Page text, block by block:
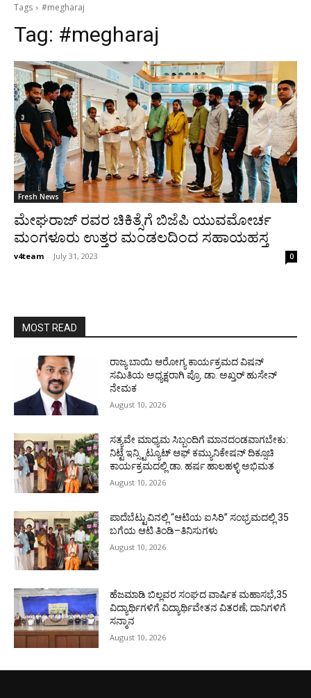
Tags #megharaj
Tag: #megharaj
Fresh News
ಮೇಘರಾಜ್ ರವರ ಚಿಕಿತ್ಸೆಗೆ ಬಿಜೆಪಿ ಯುವಮೋರ್ಚ
ಮಂಗಳೂರು ಉತ್ತರ ಮಂಡಲದಿಂದ ಸಹಾಯಹಸ್ತ
v4team - July 31, 2023 0
MOST READ
ರಾಜ್ಯ ಬಾಯಿ ಆರೋಗ್ಯ ಕಾರ್ಯಕ್ರಮದ ವಿಷನ್
ಸಮಿತಿಯ ಅಧ್ಯಕ್ಷರಾಗಿ ಪ್ರೊ. ಡಾ. ಅಖ್ತರ್ ಹುಸೇನ್
ನೇಮಕ
August 10, 2026
ಸತ್ಯವೇ ಮಾಧ್ಯಮ ಸಿಬ್ಬಂದಿಗೆ ಮಾನದಂಡವಾಗಬೇಕು:
ನಿಟ್ಟೆ ಇನ್ಸ್ಟಿಟ್ಯೂಟ್ ಆಫ್ ಕಮ್ಯುನಿಕೇಷನ್ ದಿಕ್ಸೂಚಿ
ಕಾರ್ಯಕ್ರಮದಲ್ಲಿ ಡಾ. ಹರ್ಷ ಹಾಲಹಳ್ಳಿ ಅಭಿಮತ
August 10, 2026
ಪಾದೆಬೆಟ್ಟುವಿನಲ್ಲಿ “ಆಟಿಯ ಐಸಿರಿ’’ ಸಂಭ್ರಮದಲ್ಲಿ 35
ಬಗೆಯ ಆಟಿ ತಿಂಡಿ–ತಿನಿಸುಗಳು
August 10, 2026
ಹೆಜಮಾಡಿ ಬಿಲ್ಲವರ ಸಂಘದ ವಾರ್ಷಿಕ ಮಹಾಸಭೆ,35
ವಿದ್ಯಾರ್ಥಿಗಳಿಗೆ ವಿದ್ಯಾರ್ಥಿವೇತನ ವಿತರಣೆ; ದಾನಿಗಳಿಗೆ
ಸನ್ಮಾನ
August 10, 2026